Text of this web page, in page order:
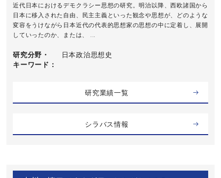
近代日本におけるデモクラシー思想の研究。明治以降、西欧諸国から
日本に移入された自由、民主主義といった観念や思想が、どのような
変容をうけながら日本近代の代表的思想家の思想の中に定着し、展開
していったのか、または、 ...
研究分野・
キーワード
日本政治思想史
研究業績一覧
シラバス情報